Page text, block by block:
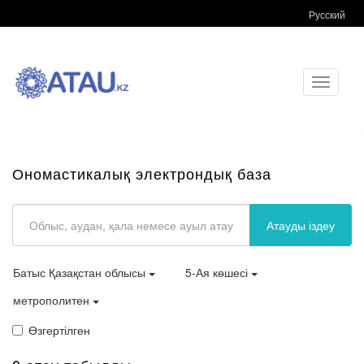
Русский
Toggle
Ономастикалық электрондық база
Атауды іздеу
Батыс Қазақстан облысы
5-Ая көшесі
метрополитен
Өзгертілген